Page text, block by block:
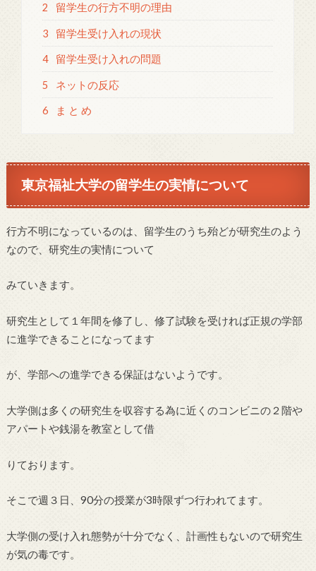
2 留学生の行方不明の理由
3 留学生受け入れの現状
4 留学生受け入れの問題
5 ネットの反応
6 ま と め
東京福祉大学の留学生の実情について
行方不明になっているのは、留学生のうち殆どが研究生のよう
なので、研究生の実情について
みていきます。
研究生として１年間を修了し、修了試験を受ければ正規の学部
に進学できることになってます
が、学部への進学できる保証はないようです。
大学側は多くの研究生を収容する為に近くのコンビニの２階や
アパートや銭湯を教室として借
りております。
そこで週３日、90分の授業が3時限ずつ行われてます。
大学側の受け入れ態勢が十分でなく、計画性もないので研究生
が気の毒です。